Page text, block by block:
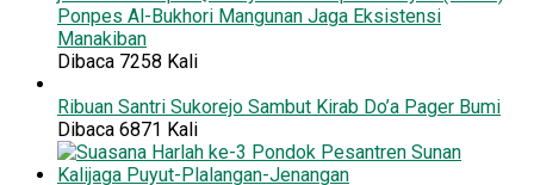
Ponpes Al-Bukhori Mangunan Jaga Eksistensi
Manakiban
Dibaca 7258 Kali
Ribuan Santri Sukorejo Sambut Kirab Do’a Pager Bumi
Dibaca 6871 Kali